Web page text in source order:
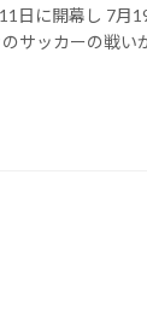
日に開幕し 7月
サッカーの戦い